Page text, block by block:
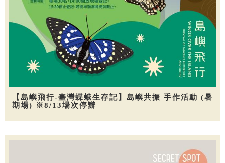
【島嶼飛行-臺灣蝶蛾生存記】島嶼共振 手作活動 (暑
期場) ※8/13場次停辦